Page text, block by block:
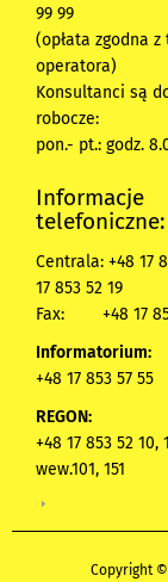
99 99
(opłata zgodna z
operatora)
Konsultanci są
robocze:
pon.- pt.: godz.
Informacje
telefoniczne:
Centrala: +48 17
17 853 52 19
Fax:
+48 17
Informatorium:
+48 17 853 57 55
REGON:
+48 17 853 52 10,
wew.101, 151
Copyright ©